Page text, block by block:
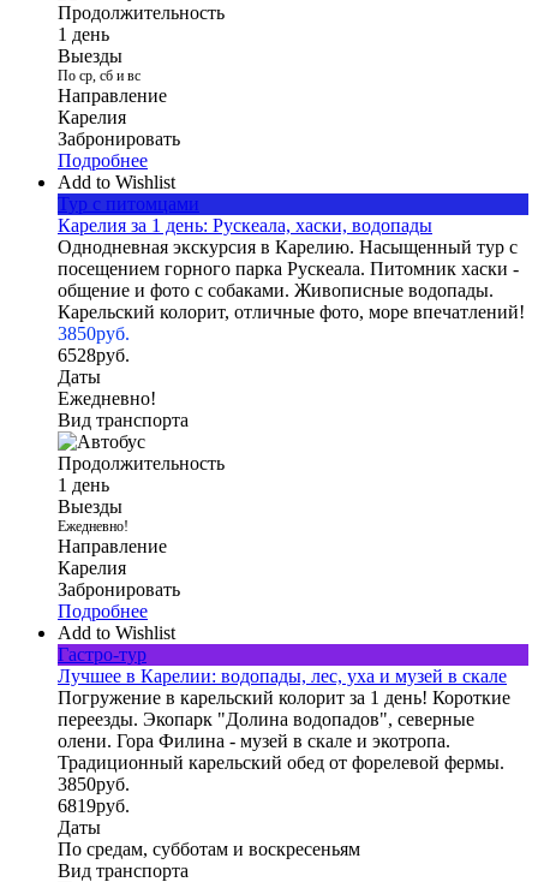
Продолжительность
1 день
Выезды
По ср, сб и вс
Направление
Карелия
Забронировать
Подробнее
Add to Wishlist
Тур с питомцами
Карелия за 1 день: Рускеала, хаски, водопады
Однодневная экскурсия в Карелию. Насыщенный тур с
посещением горного парка Рускеала. Питомник хаски -
общение и фото с собаками. Живописные водопады.
Карельский колорит, отличные фото, море впечатлений!
3850руб.
6528руб.
Даты
Ежедневно!
Вид транспорта
Продолжительность
1 день
Выезды
Ежедневно!
Направление
Карелия
Забронировать
Подробнее
Add to Wishlist
Гастро-тур
Лучшее в Карелии: водопады, лес, уха и музей в скале
Погружение в карельский колорит за 1 день! Короткие
переезды. Экопарк "Долина водопадов", северные
олени. Гора Филина - музей в скале и экотропа.
Традиционный карельский обед от форелевой фермы.
3850руб.
6819руб.
Даты
По средам, субботам и воскресеньям
Вид транспорта